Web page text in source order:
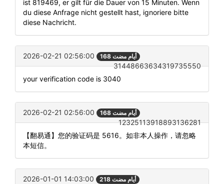
ist 819469, er gilt für die Dauer von 15 Minuten. Wenn
du diese Anfrage nicht gestellt hast, ignoriere bitte
diese Nachricht.
2026-02-21 02:56:00 168 أيام مضت
31448663634319735550
your verification code is 3040
2026-02-21 02:56:00 168 أيام مضت
12325113918893136281
【翻易通】您的验证码是 5616。如非本人操作，请忽略
本短信。
2026-01-01 14:03:00 218 أيام مضت